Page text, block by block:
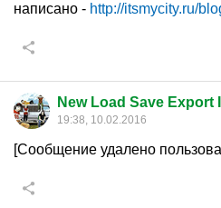
написано - http://itsmycity.ru/
New Load Save Export
19:38, 10.02.2016
[Сообщение удалено